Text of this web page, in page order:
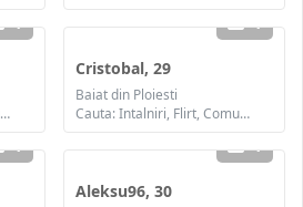
1
Cauta: Intalniri, Flirt, Comunicare / chat, Prietenie, Casatorie
1
Cristobal, 29
Baiat din Ploiesti
Cauta: Intalniri, Flirt, Comunicare / chat, Prietenie, Casatorie
1 1
Aleksu96, 30